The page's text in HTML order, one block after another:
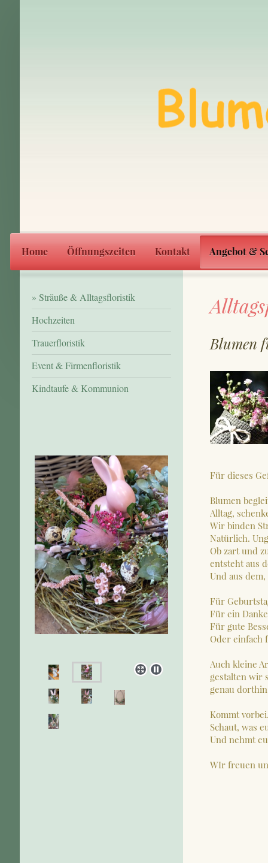
Home Öffnungszeiten Kontakt Angebot &
Blumen
Für dieses
Blumen
Alltag,
Wir binden
Natürlich.
Ob zart und
entsteht aus
Und aus
Für
Für ein
Für gute
Oder einfach
Auch kleine
gestalten wir
genau
Kommt
Schaut, was
Und nehmt
WIr freuen
Sträuße & Alltagsfloristik
Hochzeiten
Trauerfloristik
Event & Firmenfloristik
Kindtaufe & Kommunion